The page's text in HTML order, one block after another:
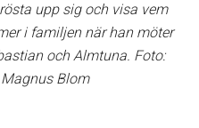
upp sig och visa vem
i familjen när han möter
och Almtuna. Foto:
Magnus Blom